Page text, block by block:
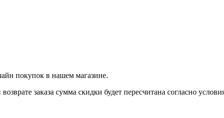
покупок в нашем магазине.
заказа сумма скидки будет пересчитана согласно